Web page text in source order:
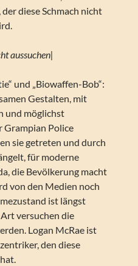
diese Schmach nicht
aussuchen|
und „Biowaffen-Bob“:
Gestalten, mit
und möglichst
Grampian Police
sie getreten und durch
für moderne
die Bevölkerung macht
von den Medien noch
ist längst
versuchen die
Logan McRae ist
den diese